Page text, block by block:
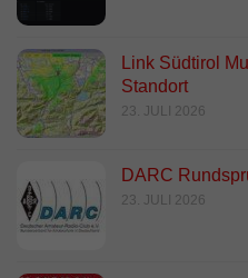
Link Südtirol
Standort
23. JULI 2026
DARC
23. JULI 2026